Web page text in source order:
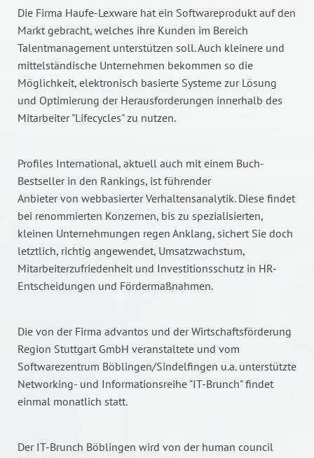
Die Firma Haufe-Lexware hat ein Softwareprodukt auf den
Markt gebracht, welches ihre Kunden im Bereich
Talentmanagement unterstützen soll. Auch kleinere und
mittelständische Unternehmen bekommen so die
Möglichkeit, elektronisch basierte Systeme zur Lösung
und Optimierung der Herausforderungen innerhalb des
Mitarbeiter "Lifecycles" zu nutzen.
Profiles International, aktuell auch mit einem Buch-
Bestseller in den Rankings, ist führender
Anbieter von webbasierter Verhaltensanalytik. Diese findet
bei renommierten Konzernen, bis zu spezialisierten,
kleinen Unternehmungen regen Anklang, sichert Sie doch
letztlich, richtig angewendet, Umsatzwachstum,
Mitarbeiterzufriedenheit und Investitionsschutz in HR-
Entscheidungen und Fördermaßnahmen.
Die von der Firma advantos und der Wirtschaftsförderung
Region Stuttgart GmbH veranstaltete und vom
Softwarezentrum Böblingen/Sindelfingen u.a. unterstützte
Networking- und Informationsreihe "IT-Brunch" findet
einmal monatlich statt.
Der IT-Brunch Böblingen wird von der human council